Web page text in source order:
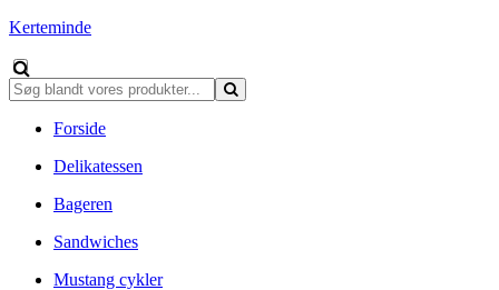
Kerteminde
Forside
Delikatessen
Bageren
Sandwiches
Mustang cykler